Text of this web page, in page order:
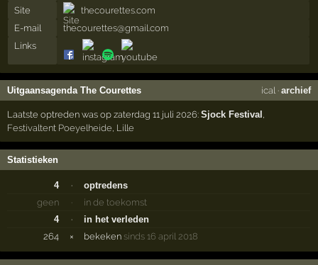
Site
thecourettes.com
E-mail
thecourettes@gmail.com
Links
Uitgaansagenda The Courettes ical · archief
Laatste optreden was op zaterdag 11 juli 2026:Sjock Festival ,
Festivaltent Poeyelheide, Lille
Statistieken
4 ·
optredens
geen
·
in de toekomst
4
·
in het verleden
264
× bekeken sinds 16 april 2018